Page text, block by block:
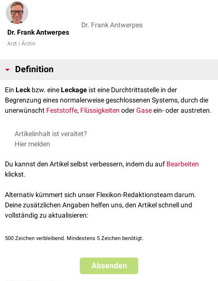
Dr. Frank Antwerpes
Arzt | Ärztin
Dr. Frank Antwerpes
Definition
Ein Leckbzw. eineLeckage ist eine Durchtrittsstelle in der
Begrenzung eines normalerweise geschlossenen Systems, durch die
unerwünscht Feststoffe, Flüssigkeiten oderGaseein- oder austreten.
Artikelinhalt ist veraltet?
Hier melden
Du kannst den Artikel selbst verbessern, indem du auf Bearbeiten
klickst.
Alternativ kümmert sich unser Flexikon-Redaktionsteam darum.
Deine zusätzlichen Angaben helfen uns, den Artikel schnell und
vollständig zu aktualisieren:
500 Zeichen verbleibend. Mindestens 5 Zeichen benötigt.
Absenden